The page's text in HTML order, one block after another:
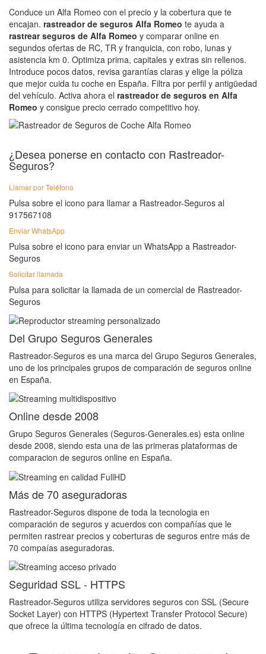
Conduce un Alfa Romeo con el precio y la cobertura que te
encajan. rastreador de seguros Alfa Romeo te ayuda a
rastrear seguros de Alfa Romeo y comparar online en
segundos ofertas de RC, TR y franquicia, con robo, lunas y
asistencia km 0. Optimiza prima, capitales y extras sin rellenos.
Introduce pocos datos, revisa garantías claras y elige la póliza
que mejor cuida tu coche en España. Filtra por perfil y antigüedad
del vehículo. Activa ahora el rastreador de seguros en Alfa
Romeo y consigue precio cerrado competitivo hoy.
¿Desea ponerse en contacto con Rastreador-
Seguros?
Llamar por Teléfono
Pulsa sobre el icono para llamar a Rastreador-Seguros al
917567108
Enviar WhatsApp
Pulsa sobre el icono para enviar un WhatsApp a Rastreador-
Seguros
Solicitar llamada
Pulsa para solicitar la llamada de un comercial de Rastreador-
Seguros
Del Grupo Seguros Generales
Rastreador-Seguros es una marca del Grupo Seguros Generales,
uno de los principales grupos de comparación de seguros online
en España.
Online desde 2008
Grupo Seguros Generales (Seguros-Generales.es) esta online
desde 2008, siendo esta una de las primeras plataformas de
comparacion de seguros online en España.
Más de 70 aseguradoras
Rastreador-Seguros dispone de toda la tecnologia en
comparación de seguros y acuerdos con compañías que le
permiten rastrear precios y coberturas de seguros entre más de
70 compaías aseguradoras.
Seguridad SSL - HTTPS
Rastreador-Seguros utiliza servidores seguros con SSL (Secure
Socket Layer) con HTTPS (Hypertext Transfer Protocol Secure)
que ofrece la última tecnología en cifrado de datos.